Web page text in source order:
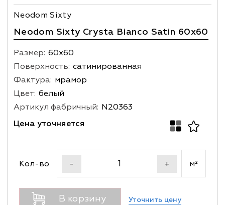
Neodom Sixty
Neodom Sixty Crysta Bianco Satin 60x60
Размер: 60х60
Поверхность: сатинированная
Фактура: мрамор
Цвет: белый
Артикул фабричный: N20363
Цена уточняется
Кол-во - + м²
В корзину Уточнить цену